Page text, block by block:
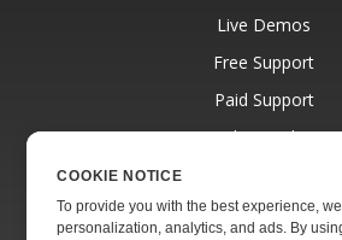
Live Demos
Free Support
Paid Support
Paid Consulting
Websites
COOKIE NOTICE
To provide you with the best experience,
personalization, analytics, and ads. By